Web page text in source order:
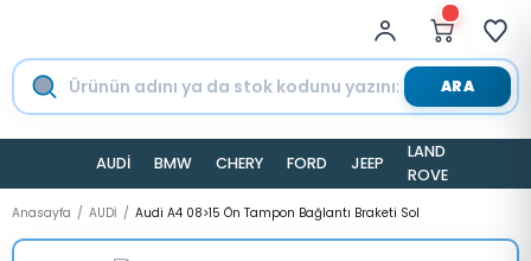
ARA
AUDİ BMW CHERY FORD JEEP
LAND
ROVER
Anasayfa AUDİ Audi A4 08>15 Ön Tampon Bağlantı Braketi Sol